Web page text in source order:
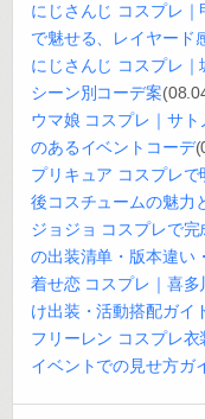
にじさんじ コスプレ
で魅せる、レイヤード
にじさんじ コスプレ
シーン別コーデ案
ウマ娘 コスプレ｜サ
のあるイベントコーデ
プリキュア コスプレ
後コスチュームの魅力
ジョジョ コスプレで
の出装清单・版本違い
着せ恋 コスプレ｜喜
け出装・活動搭配ガイ
フリーレン コスプレ衣
イベントでの見せ方ガ